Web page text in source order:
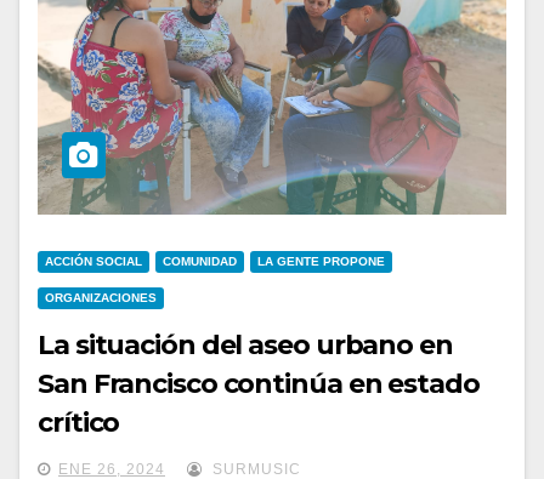
ACCIÓN SOCIAL COMUNIDAD LA GENTE PROPONE
ORGANIZACIONES
La situación del aseo urbano en
San Francisco continúa en estado
crítico
ENE 26, 2024 SURMUSIC